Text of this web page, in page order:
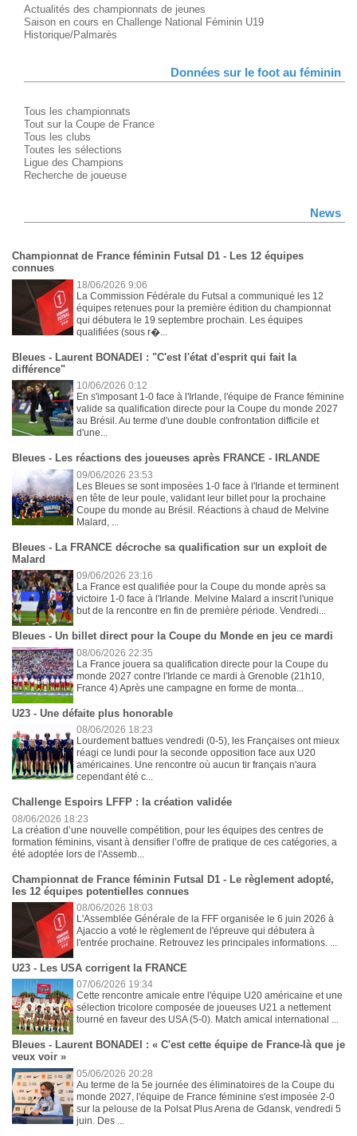
Actualités des championnats de jeunes
Saison en cours en Challenge National Féminin U19
Historique/Palmarès
Données sur le foot au féminin
Tous les championnats
Tout sur la Coupe de France
Tous les clubs
Toutes les sélections
Ligue des Champions
Recherche de joueuse
News
Championnat de France féminin Futsal D1 - Les 12 équipes
connues
18/06/2026 9:06
La Commission Fédérale du Futsal a communiqué les 12
équipes retenues pour la première édition du championnat
qui débutera le 19 septembre prochain. Les équipes
qualifiées (sous r�...
Bleues - Laurent BONADEI : "C'est l'état d'esprit qui fait la
différence"
10/06/2026 0:12
En s'imposant 1-0 face à l'Irlande, l'équipe de France féminine
valide sa qualification directe pour la Coupe du monde 2027
au Brésil. Au terme d'une double confrontation difficile et
d'une...
Bleues - Les réactions des joueuses après FRANCE - IRLANDE
09/06/2026 23:53
Les Bleues se sont imposées 1-0 face à l'Irlande et terminent
en tête de leur poule, validant leur billet pour la prochaine
Coupe du monde au Brésil. Réactions à chaud de Melvine
Malard, ...
Bleues - La FRANCE décroche sa qualification sur un exploit de
Malard
09/06/2026 23:16
La France est qualifiée pour la Coupe du monde après sa
victoire 1-0 face à l'Irlande. Melvine Malard a inscrit l'unique
but de la rencontre en fin de première période. Vendredi...
Bleues - Un billet direct pour la Coupe du Monde en jeu ce mardi
08/06/2026 22:35
La France jouera sa qualification directe pour la Coupe du
monde 2027 contre l'Irlande ce mardi à Grenoble (21h10,
France 4) Après une campagne en forme de monta...
U23 - Une défaite plus honorable
08/06/2026 18:23
Lourdement battues vendredi (0-5), les Françaises ont mieux
réagi ce lundi pour la seconde opposition face aux U20
américaines. Une rencontre où aucun tir français n'aura
cependant été c...
Challenge Espoirs LFFP : la création validée
08/06/2026 18:23
La création d’une nouvelle compétition, pour les équipes des centres de
formation féminins, visant à densifier l’offre de pratique de ces catégories, a
été adoptée lors de l'Assemb...
Championnat de France féminin Futsal D1 - Le règlement adopté,
les 12 équipes potentielles connues
08/06/2026 18:03
L'Assemblée Générale de la FFF organisée le 6 juin 2026 à
Ajaccio a voté le règlement de l'épreuve qui débutera à
l'entrée prochaine. Retrouvez les principales informations. ...
U23 - Les USA corrigent la FRANCE
07/06/2026 19:34
Cette rencontre amicale entre l'équipe U20 américaine et une
sélection tricolore composée de joueuses U21 a nettement
tourné en faveur des USA (5-0). Match amical international ...
Bleues - Laurent BONADEI : « C'est cette équipe de France-là que je
veux voir »
05/06/2026 20:28
Au terme de la 5e journée des éliminatoires de la Coupe du
monde 2027, l'équipe de France féminine s'est imposée 2-0
sur la pelouse de la Polsat Plus Arena de Gdansk, vendredi 5
juin. Des ...